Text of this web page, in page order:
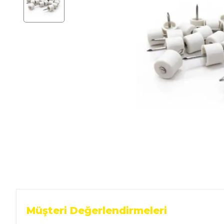
Ev Gereçleri
Hırdavat
Malzemeleri
Seramik
Müşteri Değerlendirmeleri